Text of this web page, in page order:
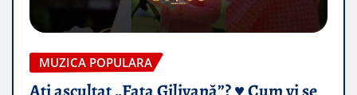
MUZICA POPULARA